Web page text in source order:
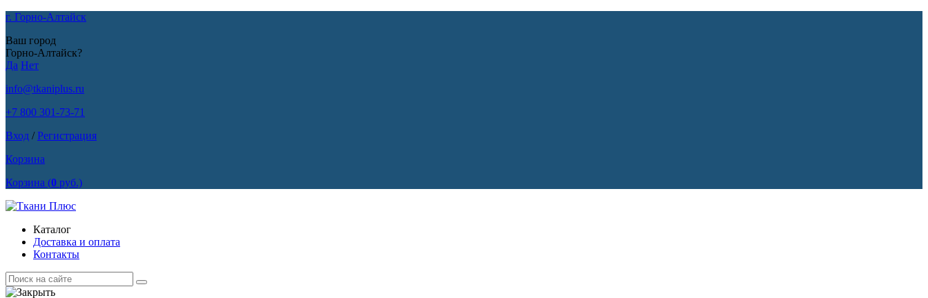
г. Горно-Алтайск
Ваш город
Горно-Алтайск?
Да Нет
info@tkaniplus.ru
+7 800 301-73-71
Вход /Регистрация
Корзина
Корзина (0 руб.)
Каталог
Доставка и оплата
Контакты